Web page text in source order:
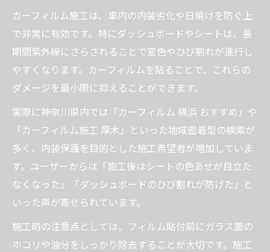
カーフィルム施工は、車内の内装劣化や日焼けを防ぐ上
で非常に有効です。特にダッシュボードやシートは、長
期間紫外線にさらされることで変色やひび割れが進行し
やすくなります。カーフィルムを貼ることで、これらの
ダメージを最小限に抑えることができます。
実際に神奈川県内では「カーフィルム 横浜 おすすめ」や
「カーフィルム施工 厚木」といった地域密着型の検索が
多く、内装保護を目的とした施工希望者が増加していま
す。ユーザーからは「施工後はシートの色あせが目立た
なくなった」「ダッシュボードのひび割れが防げた」と
いった声が寄せられています。
施工時の注意点としては、フィルム貼付前にガラス面の
ホコリや油分をしっかり除去することが大切です。施工